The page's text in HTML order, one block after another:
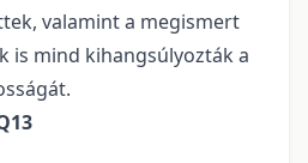
valamint a megismert
is mind kihangsúlyozták a